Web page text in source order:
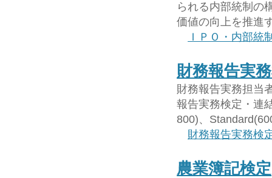
られる内部統制の
価値の向上を推進
ＩＰＯ・内部統
財務報告実
財務報告実務担当
報告実務検定・連
800)、
財務報告実務検
農業簿記検定